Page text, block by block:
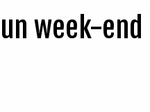
week-